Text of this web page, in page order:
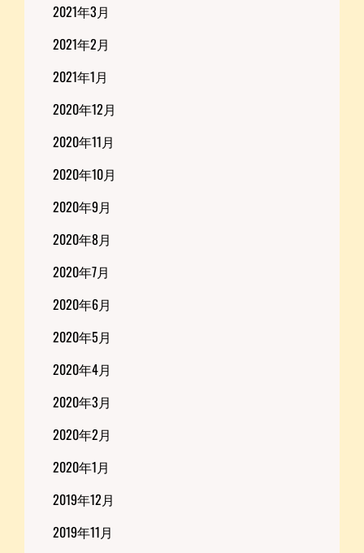
2021年3月
2021年2月
2021年1月
2020年12月
2020年11月
2020年10月
2020年9月
2020年8月
2020年7月
2020年6月
2020年5月
2020年4月
2020年3月
2020年2月
2020年1月
2019年12月
2019年11月